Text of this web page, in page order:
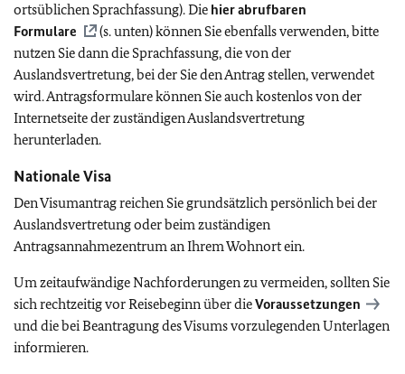
ortsüblichen Sprachfassung). Die hier abrufbaren
Formulare
(s. unten) können Sie ebenfalls verwenden, bitte
nutzen Sie dann die Sprachfassung, die von der
Auslandsvertretung, bei der Sie den Antrag stellen, verwendet
wird. Antragsformulare können Sie auch kostenlos von der
Internetseite der zuständigen Auslandsvertretung
herunterladen.
Nationale Visa
Den Visumantrag reichen Sie grundsätzlich persönlich bei der
Auslandsvertretung oder beim zuständigen
Antragsannahmezentrum an Ihrem Wohnort ein.
Um zeitaufwändige Nachforderungen zu vermeiden, sollten Sie
sich rechtzeitig vor Reisebeginn über dieVoraussetzungen
und die bei Beantragung des Visums vorzulegenden Unterlagen
informieren.